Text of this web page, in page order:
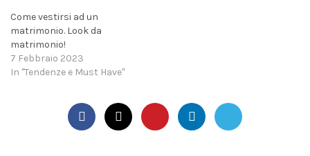
Come vestirsi ad un
matrimonio. Look da
matrimonio!
7 Febbraio 2023
In "Tendenze e Must Have"